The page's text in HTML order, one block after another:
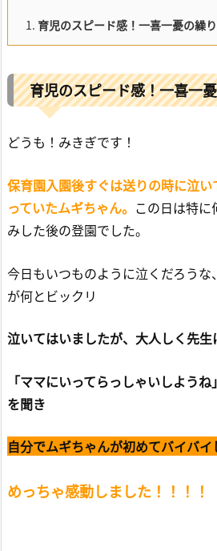
1. 育児のスピード感！一喜一憂の繰
育児のスピード感！一喜一
どうも！みきぎです！
保育園入園後すぐは送りの時に泣
っていたムギちゃん。 この日は特
みした後の登園でした。
今日もいつものように泣くだろう
が何とビックリ
泣いてはいましたが、大人しく先
「ママにいってらっしゃいしよう
を聞き
自分でムギちゃんが初めてバイバイ
めっちゃ感動しました！！！！